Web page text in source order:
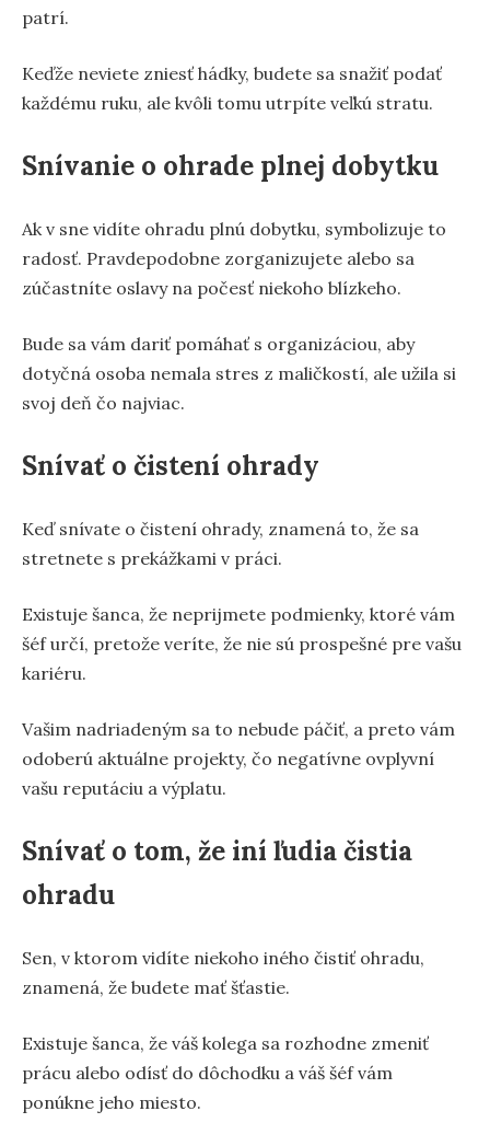
patrí.
Keďže neviete zniesť hádky, budete sa snažiť podať
každému ruku, ale kvôli tomu utrpíte veľkú stratu.
Snívanie o ohrade plnej dobytku
Ak v sne vidíte ohradu plnú dobytku, symbolizuje to
radosť. Pravdepodobne zorganizujete alebo sa
zúčastníte oslavy na počesť niekoho blízkeho.
Bude sa vám dariť pomáhať s organizáciou, aby
dotyčná osoba nemala stres z maličkostí, ale užila si
svoj deň čo najviac.
Snívať o čistení ohrady
Keď snívate o čistení ohrady, znamená to, že sa
stretnete s prekážkami v práci.
Existuje šanca, že neprijmete podmienky, ktoré vám
šéf určí, pretože veríte, že nie sú prospešné pre vašu
kariéru.
Vašim nadriadeným sa to nebude páčiť, a preto vám
odoberú aktuálne projekty, čo negatívne ovplyvní
vašu reputáciu a výplatu.
Snívať o tom, že iní ľudia čistia
ohradu
Sen, v ktorom vidíte niekoho iného čistiť ohradu,
znamená, že budete mať šťastie.
Existuje šanca, že váš kolega sa rozhodne zmeniť
prácu alebo odísť do dôchodku a váš šéf vám
ponúkne jeho miesto.